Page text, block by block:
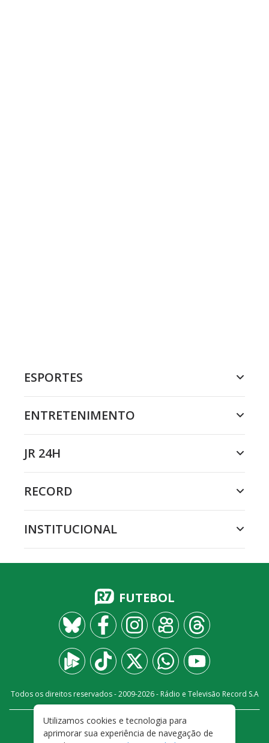
ESPORTES
ENTRETENIMENTO
JR 24H
RECORD
INSTITUCIONAL
FUTEBOL
Todos os direitos reservados - 2009-2026- Rádio e Televisão Record S.A
FALE CONOSCO
PRIVACIDADE
Utilizamos cookies e tecnologia para
aprimorar sua experiência de navegação de